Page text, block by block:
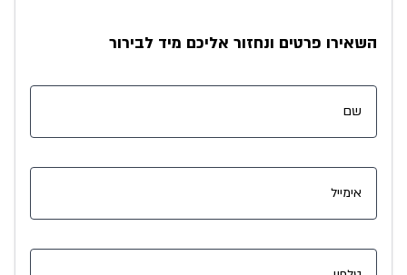
השאירו פרטים ונחזור אליכם מיד לבירור